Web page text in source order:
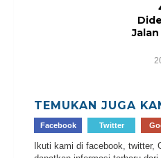
TEMUKAN JUGA
Facebook Twitter
Ikuti kami di facebook, twitter,